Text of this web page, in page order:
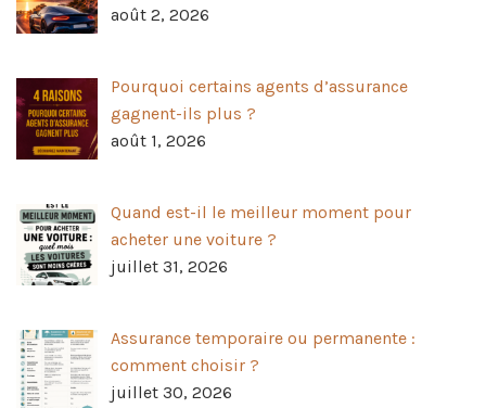
août 2, 2026
Pourquoi certains agents d’assurance
gagnent-ils plus ?
août 1, 2026
Quand est-il le meilleur moment pour
acheter une voiture ?
juillet 31, 2026
Assurance temporaire ou permanente :
comment choisir ?
juillet 30, 2026